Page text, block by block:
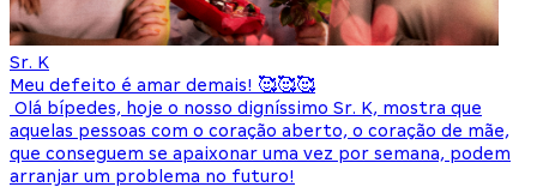
Sr. K
Meu defeito é amar demais! 🥰🥰🥰
Olá bípedes, hoje o nosso digníssimo Sr. K, mostra que
aquelas pessoas com o coração aberto, o coração de mãe,
que conseguem se apaixonar uma vez por semana, podem
arranjar um problema no futuro!